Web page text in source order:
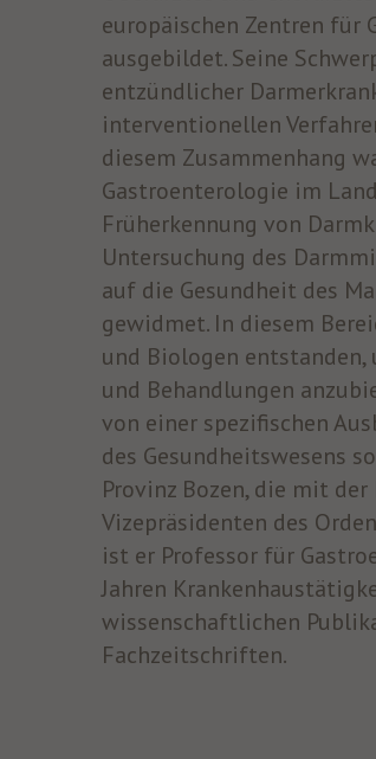
europäischen Zentren für
ausgebildet. Seine
entzündlicher
interventionellen
diesem Zusammenhang
Gastroenterologie im
Früherkennung von
Untersuchung des
auf die Gesundheit des
gewidmet. In diesem
und Biologen
und Behandlungen
von einer spezifischen
des Gesundheitswesens
Provinz Bozen, die mit
Vizepräsidenten des
ist er Professor für
Jahren
wissenschaftlichen
Fachzeitschriften.